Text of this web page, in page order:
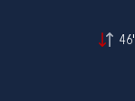
46'